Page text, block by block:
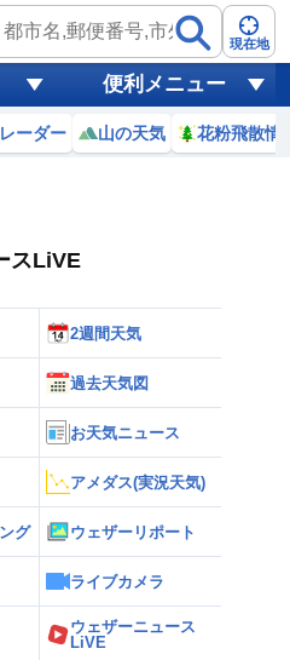
現在地
便利メニュー
ーダー 山の天気 花粉飛散情報
風
台風
スLiVE
2週間天気
過去天気図
お天気ニュース
アメダス(実況天気)
グ ウェザーリポート
ライブカメラ
ウェザーニュース
LiVE